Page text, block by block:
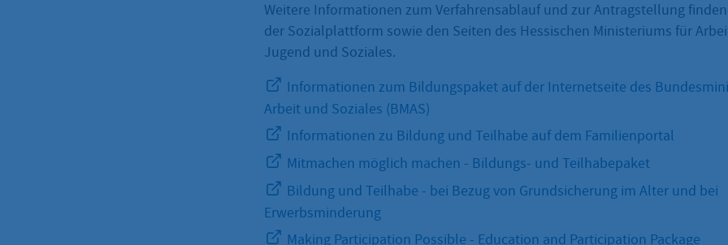
Weitere Informationen zum Verfahrensablauf und zur Antragstellung
der Sozialplattform sowie den Seiten des Hessischen Ministeriums für
Jugend und Soziales.
Informationen zum Bildungspaket auf der Internetseite des
Arbeit und Soziales (BMAS)
Informationen zu Bildung und Teilhabe auf dem Familienportal
Mitmachen möglich machen - Bildungs- und Teilhabepaket
Bildung und Teilhabe - bei Bezug von Grundsicherung im Alter und bei
Erwerbsminderung
Making Participation Possible - Education and Participation Package